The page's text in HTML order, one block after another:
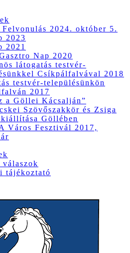
Felvonulás 2024. október 5.
2023
2021
Nap 2020
látogatás testvér-
Csíkpálfalvával 2018
testvér-településünkön
2017
a Göllei Kácsalján”
Szövőszakkör és Zsiga
Göllében
Város Fesztivál 2017,
válaszok
tájékoztató